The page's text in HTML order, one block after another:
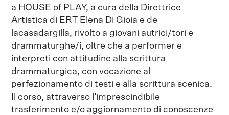
a HOUSE of PLAY, a cura della Direttrice
Artistica di ERT Elena Di Gioia e de
lacasadargilla, rivolto a giovani autrici/tori e
drammaturghe/i, oltre che a performer e
interpreti con attitudine alla scrittura
drammaturgica, con vocazione al
perfezionamento di testi e alla scrittura scenica.
Il corso, attraverso l’imprescindibile
trasferimento e/o aggiornamento di conoscenze